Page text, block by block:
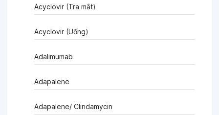
Acyclovir (Tra mắt)
Acyclovir (Uống)
Adalimumab
Adapalene
Adapalene/ Clindamycin